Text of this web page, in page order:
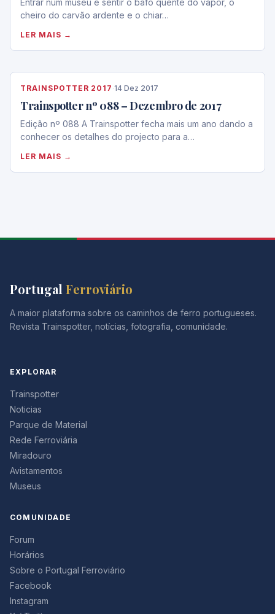
Entrar num museu e sentir o bafo quente do vapor, o
cheiro do carvão ardente e o chiar…
LER MAIS →
TRAINSPOTTER 2017 ·14 Dez 2017
Trainspotter nº 088 – Dezembro de 2017
Edição nº 088 A Trainspotter fecha mais um ano dando a
conhecer os detalhes do projecto para a…
LER MAIS →
Portugal Ferroviário
A maior plataforma sobre os caminhos de ferro portugueses.
Revista Trainspotter, notícias, fotografia, comunidade.
EXPLORAR
Trainspotter
Noticias
Parque de Material
Rede Ferroviária
Miradouro
Avistamentos
Museus
COMUNIDADE
Forum
Horários
Sobre o Portugal Ferroviário
Facebook
Instagram